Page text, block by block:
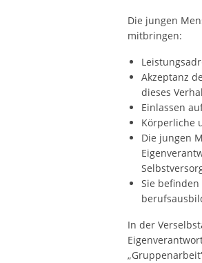
Die jungen
mitbringen:
Akzeptanz
dieses
Einlassen
Körperliche
Die jungen
Sie
In der